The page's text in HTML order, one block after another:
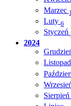
Marzec
Luty 6
Styczeń
2024
Listopad
Sierpień